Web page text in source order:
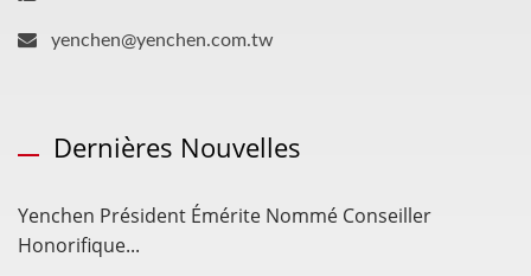
yenchen@yenchen.com.tw
Dernières Nouvelles
Yenchen Président Émérite Nommé Conseiller
Honorifique...